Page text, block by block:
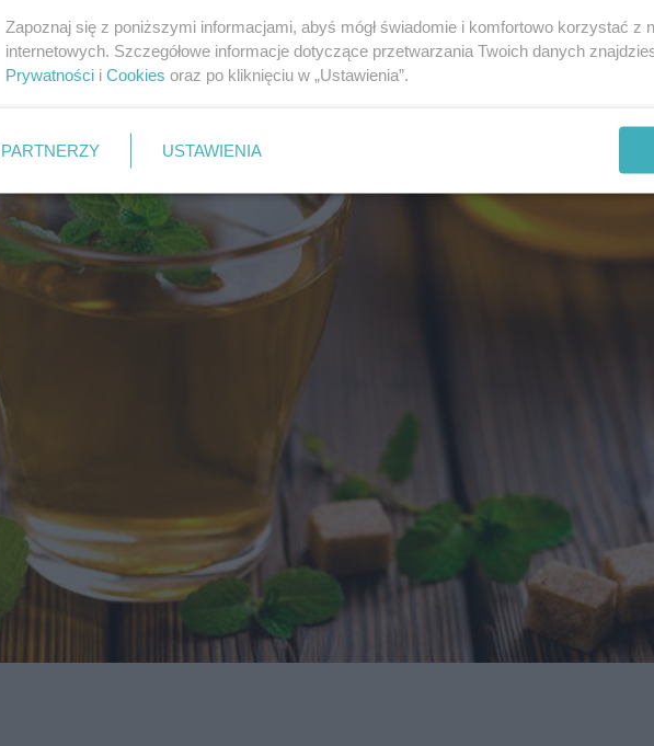
Zapoznaj się z poniższymi informacjami, abyś mógł świadomie i komfortowo korzystać z
internetowych. Szczegółowe informacje dotyczące przetwarzania Twoich danych
Prywatności i Cookies oraz po kliknięciu w „Ustawienia”.
PARTNERZY USTAWIENIA